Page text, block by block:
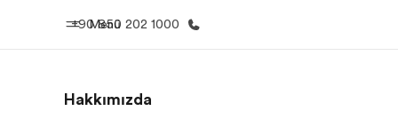
Menü
+90 850 202 1000
Hakkımızda